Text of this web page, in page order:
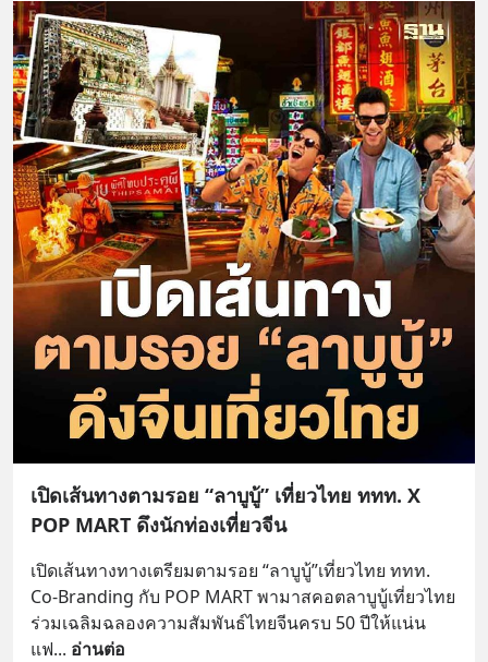
เปิดเส้นทางตามรอย “ลาบูบู้” เที่ยวไทย ททท. X
POP MART ดึงนักท่องเที่ยวจีน
เปิดเส้นทางทางเตรียมตามรอย “ลาบูบู้”เที่ยวไทย ททท.
Co-Branding กับ POP MART พามาสคอตลาบูบู้เที่ยวไทย
ร่วมเฉลิมฉลองความสัมพันธ์ไทยจีนครบ 50 ปีให้แน่น
แฟ... อ่านต่อ